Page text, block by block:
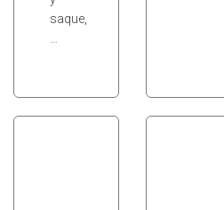
saque,